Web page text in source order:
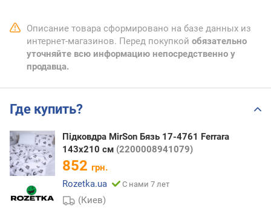
Описание товара сформировано на базе данных из
интернет-магазинов. Перед покупкой обязательно
уточняйте всю информацию непосредственно у
продавца.
Где купить?
Підковдра MirSon Бязь 17-4761 Ferrara
143х210 см (2200008941079)
852 грн.
Rozetka.ua
С нами 7 лет
(Киев)